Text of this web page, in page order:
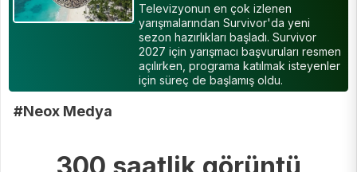
Televizyonun en çok izlenen
yarışmalarından Survivor'da yeni
sezon hazırlıkları başladı. Survivor
2027 için yarışmacı başvuruları resmen
açılırken, programa katılmak isteyenler
için süreç de başlamış oldu.
#Neox Medya